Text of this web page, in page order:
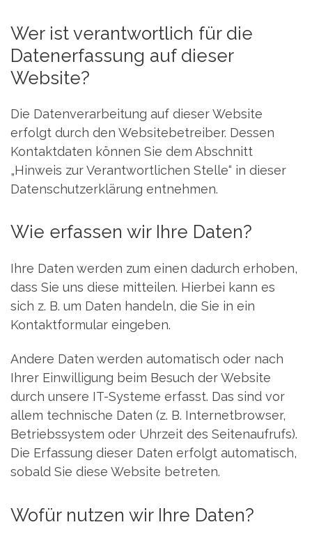
Wer ist verantwortlich für die
Datenerfassung auf dieser
Website?
Die Datenverarbeitung auf dieser Website
erfolgt durch den Websitebetreiber. Dessen
Kontaktdaten können Sie dem Abschnitt
„Hinweis zur Verantwortlichen Stelle“ in dieser
Datenschutzerklärung entnehmen.
Wie erfassen wir Ihre Daten?
Ihre Daten werden zum einen dadurch erhoben,
dass Sie uns diese mitteilen. Hierbei kann es
sich z. B. um Daten handeln, die Sie in ein
Kontaktformular eingeben.
Andere Daten werden automatisch oder nach
Ihrer Einwilligung beim Besuch der Website
durch unsere IT-Systeme erfasst. Das sind vor
allem technische Daten (z. B. Internetbrowser,
Betriebssystem oder Uhrzeit des Seitenaufrufs).
Die Erfassung dieser Daten erfolgt automatisch,
sobald Sie diese Website betreten.
Wofür nutzen wir Ihre Daten?